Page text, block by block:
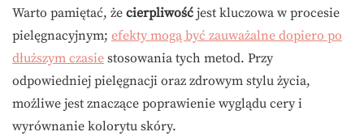
Warto pamiętać, że cierpliwość jest kluczowa w procesie
pielęgnacyjnym; efekty mogą być zauważalne dopiero po
dłuższym czasie stosowania tych metod. Przy
odpowiedniej pielęgnacji oraz zdrowym stylu życia,
możliwe jest znaczące poprawienie wyglądu cery i
wyrównanie kolorytu skóry.